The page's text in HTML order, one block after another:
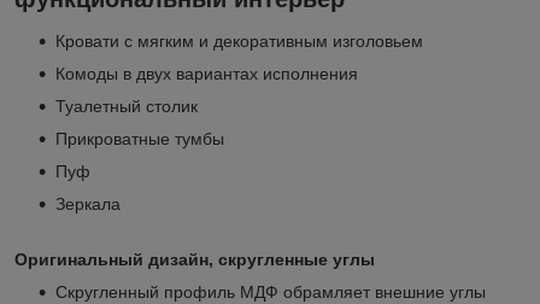
Кровати с мягким и декоративным изголовьем
Комоды в двух вариантах исполнения
Туалетный столик
Прикроватные тумбы
Пуф
Зеркала
Оригинальный дизайн, скругленные углы
Скругленный профиль МДФ обрамляет внешние углы